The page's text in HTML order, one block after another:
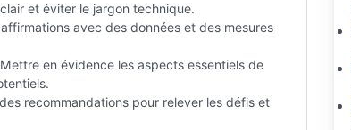
et éviter le jargon technique.
avec des données et des mesures
en évidence les aspects essentiels de
recommandations pour relever les défis et